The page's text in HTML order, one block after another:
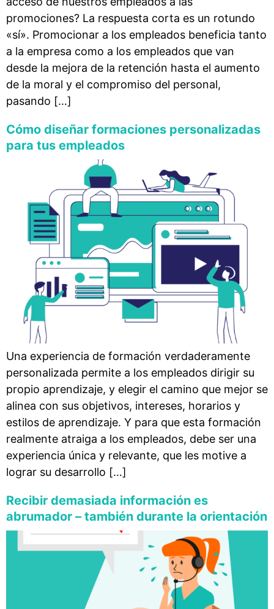
promociones? La respuesta corta es un rotundo
«sí». Promocionar a los empleados beneficia tanto
a la empresa como a los empleados que van
desde la mejora de la retención hasta el aumento
de la moral y el compromiso del personal,
pasando […]
Cómo diseñar formaciones personalizadas
para tus empleados
Una experiencia de formación verdaderamente
personalizada permite a los empleados dirigir su
propio aprendizaje, y elegir el camino que mejor se
alinea con sus objetivos, intereses, horarios y
estilos de aprendizaje. Y para que esta formación
realmente atraiga a los empleados, debe ser una
experiencia única y relevante, que les motive a
lograr su desarrollo […]
Recibir demasiada información es
abrumador – también durante la orientación